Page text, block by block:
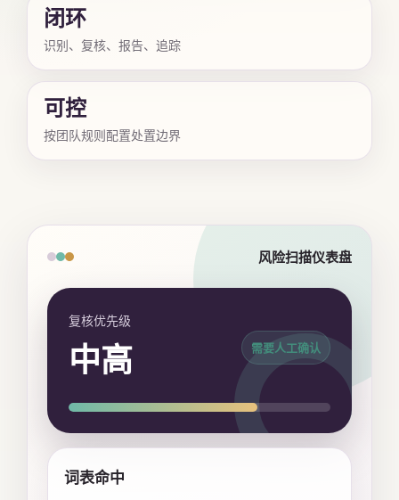
闭环
识别、复核、报告、追踪
可控
按团队规则配置处置边界
风险扫描仪表盘
复核优先级
中高 需要人工确认
词表命中